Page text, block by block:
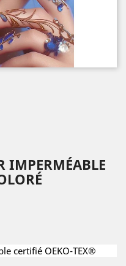
IMPERMÉABLE
certifié OEKO-TEX®